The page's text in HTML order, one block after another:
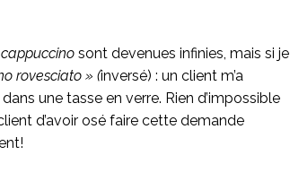
cappuccino sont devenues infinies, mais si je
rovesciato » (inversé) : un client m’a
une tasse en verre. Rien d’impossible
d’avoir osé faire cette demande